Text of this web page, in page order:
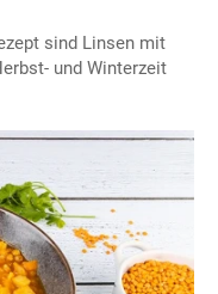
sind Linsen mit
und Winterzeit